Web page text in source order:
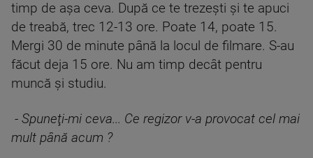
timp de aşa ceva. După ce te trezeşti şi te apuci
de treabă, trec 12-13 ore. Poate 14, poate 15.
Mergi 30 de minute până la locul de filmare. S-au
făcut deja 15 ore. Nu am timp decât pentru
muncă şi studiu.
- Spuneţi-mi ceva... Ce regizor v-a provocat cel mai
mult până acum ?